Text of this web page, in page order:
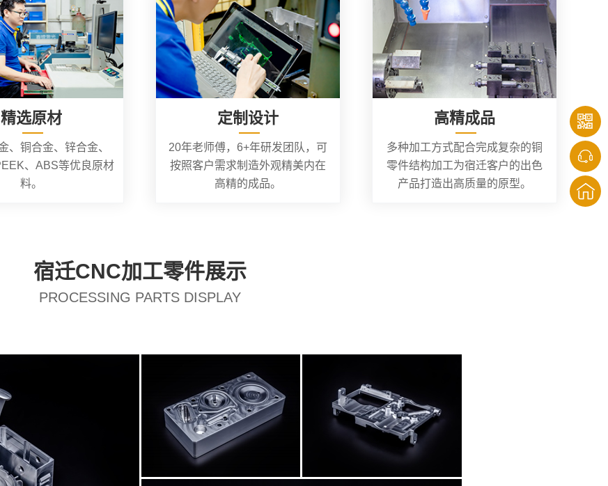
精选原材
、铜合金、锌合金、
、ABS等优良原材
料。
定制设计
20年老师傅，6+年研发团队，可
按照客户需求制造外观精美内在
高精的成品。
高精成品
多种加工方式配合完成复杂的铜
零件结构加工为宿迁客户的出色
产品打造出高质量的原型。
宿迁CNC加工零件展示
PROCESSING PARTS DISPLAY